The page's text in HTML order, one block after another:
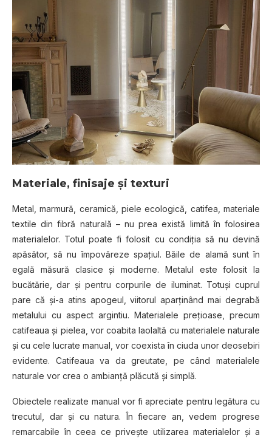
Materiale, finisaje şi texturi
Metal, marmură, ceramică, piele ecologică, catifea, materiale
textile din fibră naturală – nu prea există limită în folosirea
materialelor. Totul poate fi folosit cu condiţia să nu devină
apăsător, să nu împovăreze spaţiul. Băile de alamă sunt în
egală măsură clasice şi moderne. Metalul este folosit la
bucătărie, dar şi pentru corpurile de iluminat. Totuşi cuprul
pare că şi-a atins apogeul, viitorul aparţinând mai degrabă
metalului cu aspect argintiu. Materialele preţioase, precum
catifeaua şi pielea, vor coabita laolaltă cu materialele naturale
şi cu cele lucrate manual, vor coexista în ciuda unor deosebiri
evidente. Catifeaua va da greutate, pe când materialele
naturale vor crea o ambianţă plăcută şi simplă.
Obiectele realizate manual vor fi apreciate pentru legătura cu
trecutul, dar şi cu natura. În fiecare an, vedem progrese
remarcabile în ceea ce priveşte utilizarea materialelor şi a